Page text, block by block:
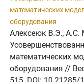
математических
оборудования
Алексеюк В.Э., А.С.
математических
оборудования //